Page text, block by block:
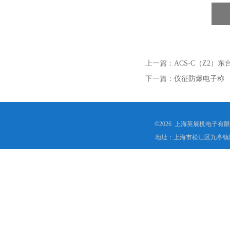
上一篇： ACS-C（Z2）东
下一篇： 仪征防爆电子称
©2026 上海英展机电子有
地址：上海市松江区九亭镇